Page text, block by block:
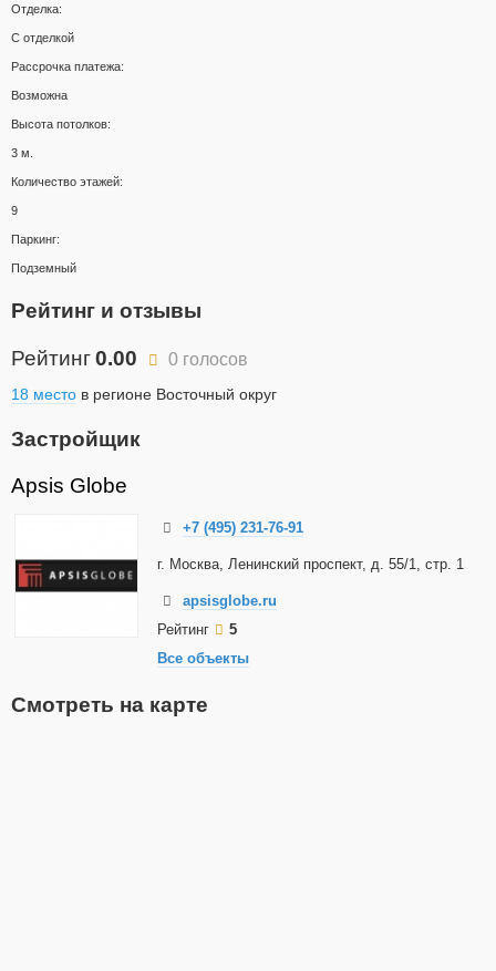
Отделка:
С отделкой
Рассрочка платежа:
Возможна
Высота потолков:
3 м.
Количество этажей:
9
Паркинг:
Подземный
Рейтинг и отзывы
Рейтинг0.00 0 голосов
18 место в регионе Восточный округ
Застройщик
Apsis Globe
+7 (495) 231-76-91
г. Москва, Ленинский проспект, д. 55/1, стр. 1
apsisglobe.ru
Рейтинг
5
Все объекты
Смотреть на карте